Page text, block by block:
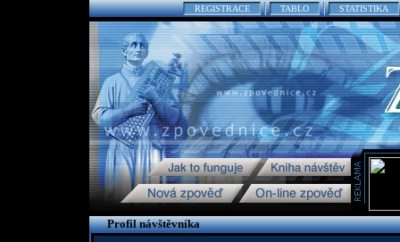
REGISTRACE TABLO STATISTIKA
Profil návštěvníka